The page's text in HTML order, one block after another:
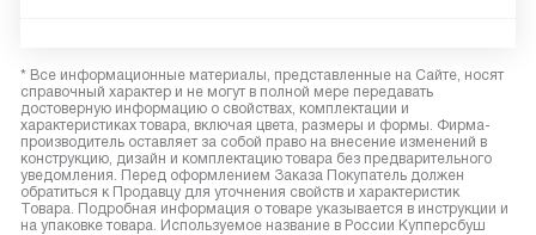
* Все информационные материалы, представленные на Сайте, носят
справочный характер и не могут в полной мере передавать
достоверную информацию о свойствах, комплектации и
характеристиках товара, включая цвета, размеры и формы. Фирма-
производитель оставляет за собой право на внесение изменений в
конструкцию, дизайн и комплектацию товара без предварительного
уведомления. Перед оформлением Заказа Покупатель должен
обратиться к Продавцу для уточнения свойств и характеристик
Товара. Подробная информация о товаре указывается в инструкции и
на упаковке товара. Используемое название в России Купперсбуш